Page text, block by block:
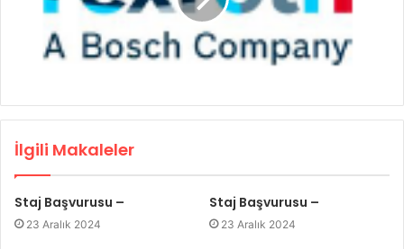
İlgili Makaleler
Staj Başvurusu –
23 Aralık 2024
Staj Başvurusu –
23 Aralık 2024